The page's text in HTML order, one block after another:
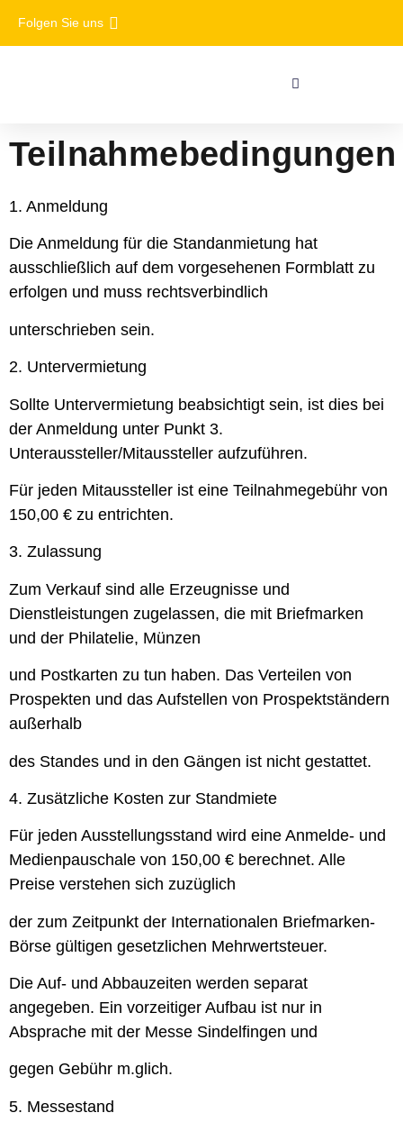
Folgen Sie uns
Teilnahmebedingungen
1. Anmeldung
Die Anmeldung für die Standanmietung hat
ausschließlich auf dem vorgesehenen Formblatt zu
erfolgen und muss rechtsverbindlich
unterschrieben sein.
2. Untervermietung
Sollte Untervermietung beabsichtigt sein, ist dies bei
der Anmeldung unter Punkt 3.
Unteraussteller/Mitaussteller aufzuführen.
Für jeden Mitaussteller ist eine Teilnahmegebühr von
150,00 € zu entrichten.
3. Zulassung
Zum Verkauf sind alle Erzeugnisse und
Dienstleistungen zugelassen, die mit Briefmarken
und der Philatelie, Münzen
und Postkarten zu tun haben. Das Verteilen von
Prospekten und das Aufstellen von Prospektständern
außerhalb
des Standes und in den Gängen ist nicht gestattet.
4. Zusätzliche Kosten zur Standmiete
Für jeden Ausstellungsstand wird eine Anmelde- und
Medienpauschale von 150,00 € berechnet. Alle
Preise verstehen sich zuzüglich
der zum Zeitpunkt der Internationalen Briefmarken-
Börse gültigen gesetzlichen Mehrwertsteuer.
Die Auf- und Abbauzeiten werden separat
angegeben. Ein vorzeitiger Aufbau ist nur in
Absprache mit der Messe Sindelfingen und
gegen Gebühr m.glich.
5. Messestand